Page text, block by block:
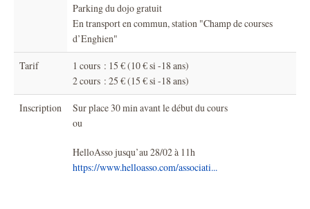
Parking du dojo gratuit
En transport en commun, station "Champ de courses
d’Enghien"
Tarif
1 cours : 15 € (10 € si -18 ans)
2 cours : 25 € (15 € si -18 ans)
Inscription
Sur place 30 min avant le début du cours
ou
HelloAsso jusqu’au 28/02 à 11h
https://www.helloasso.com/associati...